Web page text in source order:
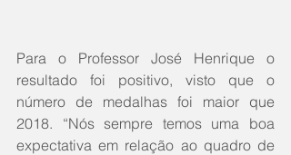
Para o Professor José Henrique o
resultado foi positivo, visto que o
número de medalhas foi maior que
2018. “Nós sempre temos uma boa
expectativa em relação ao quadro de